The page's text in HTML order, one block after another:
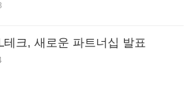
테크, 새로운 파트너십 발표